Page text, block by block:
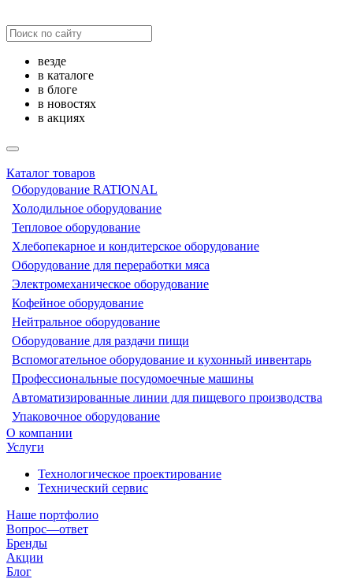
везде
в каталоге
в блоге
в новостях
в акциях
Каталог товаров
Оборудование RATIONAL
Холодильное оборудование
Тепловое оборудование
Хлебопекарное и кондитерское оборудование
Оборудование для переработки мяса
Электромеханическое оборудование
Кофейное оборудование
Нейтральное оборудование
Оборудование для раздачи пищи
Вспомогательное оборудование и кухонный инвентарь
Профессиональные посудомоечные машины
Автоматизированные линии для пищевого производства
Упаковочное оборудование
О компании
Услуги
Технологическое проектирование
Технический сервис
Наше портфолио
Вопрос—ответ
Бренды
Акции
Блог